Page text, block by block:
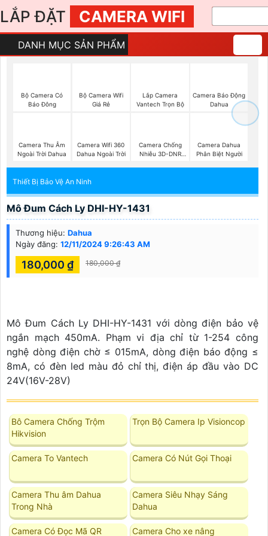
LẮP ĐẶT CAMERA WIFI
DANH MỤC SẢN PHẨM
Bộ Camera Có
Báo Đông
Bộ Camera Wifi
Giá Rẻ
Lắp Camera
Vantech Trọn Bộ
Camera Báo Động
Dahua
Camera Thu Âm
Ngoài Trời Dahua
Camera Wifi 360
Dahua Ngoài Trời
Camera Chống
Nhiễu 3D-DNR
Camera Dahua
Phân Biệt Người
Thiết Bị Bảo Vệ An Ninh
Mô Đum Cách Ly DHI-HY-1431
Thương hiệu: Dahua
Ngày đăng: 12/11/2024 9:26:43 AM
180,000 ₫ 180,000 ₫
Mô Đum Cách Ly DHI-HY-1431 với dòng điện bảo vệ
ngắn mạch 450mA. Phạm vi địa chỉ từ 1-254 công
nghệ dòng điện chờ ≤ 015mA, dòng điện báo động ≤
8mA, có đèn led màu đỏ chỉ thị, điện áp đầu vào DC
24V(16V-28V)
Bô Camera Chống Trộm
Hikvision
Trọn Bộ Camera Ip Visioncop
Camera To Vantech Camera Có Nút Gọi Thoại
Camera Thu âm Dahua
Trong Nhà
Camera Siêu Nhạy Sáng
Dahua
Camera Có Đọc Mã QR Camera Cho xe nâng